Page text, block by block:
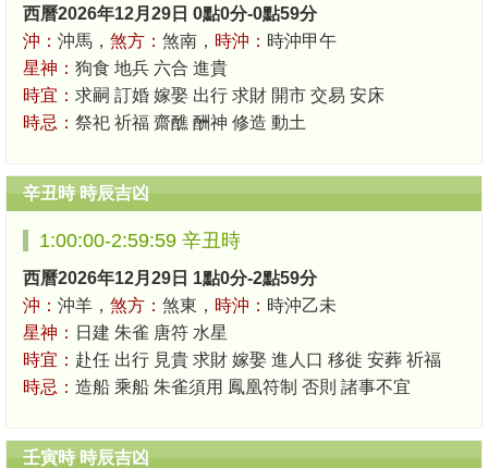
西曆2026年12月29日 0點0分-0點59分
沖： 沖馬， 煞方： 煞南， 時沖： 時沖甲午
星神： 狗食 地兵 六合 進貴
時宜： 求嗣 訂婚 嫁娶 出行 求財 開市 交易 安床
時忌： 祭祀 祈福 齋醮 酬神 修造 動土
辛丑時 時辰吉凶
1:00:00-2:59:59 辛丑時
西曆2026年12月29日 1點0分-2點59分
沖： 沖羊， 煞方： 煞東， 時沖： 時沖乙未
星神： 日建 朱雀 唐符 水星
時宜： 赴任 出行 見貴 求財 嫁娶 進人口 移徙 安葬 祈福
時忌： 造船 乘船 朱雀須用 鳳凰符制 否則 諸事不宜
壬寅時 時辰吉凶